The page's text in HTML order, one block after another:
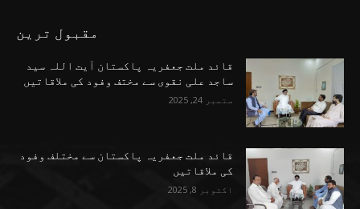
مقبول ترین
قائد ملت جعفریہ پاکستان آیت اللہ سید
ساجد علی نقوی سے مختف وفود کی ملاقاتیں
ستمبر 24, 2025
قائد ملت جعفریہ پاکستان سے مختلف وفود
کی ملاقاتیں
اکتوبر 8, 2025